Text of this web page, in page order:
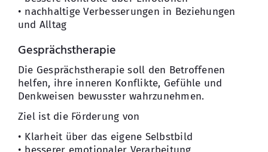
• nachhaltige Verbesserungen in Beziehungen
und Alltag
Gesprächstherapie
Die Gesprächstherapie soll den Betroffenen
helfen, ihre inneren Konflikte, Gefühle und
Denkweisen bewusster wahrzunehmen.
Ziel ist die Förderung von
• Klarheit über das eigene Selbstbild